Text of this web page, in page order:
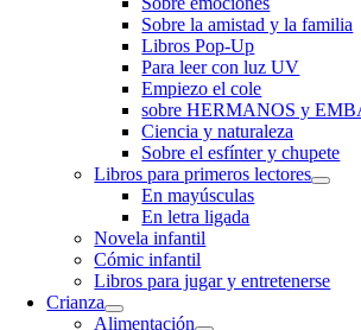
Sobre la amistad y la familia
Libros Pop-Up
Para leer con luz UV
Empiezo el cole
sobre HERMANOS y
Ciencia y naturaleza
Sobre el esfínter y chupete
Libros para primeros lectores
En mayúsculas
En letra ligada
Novela infantil
Cómic infantil
Libros para jugar y entretenerse
Crianza
Alimentación